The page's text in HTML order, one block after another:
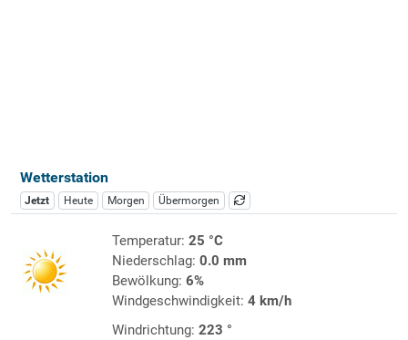
Wetterstation
Jetzt Heute Morgen Übermorgen
Temperatur: 25 °C
Niederschlag: 0.0 mm
Bewölkung: 6%
Windgeschwindigkeit: 4 km/h
Windrichtung: 223 °